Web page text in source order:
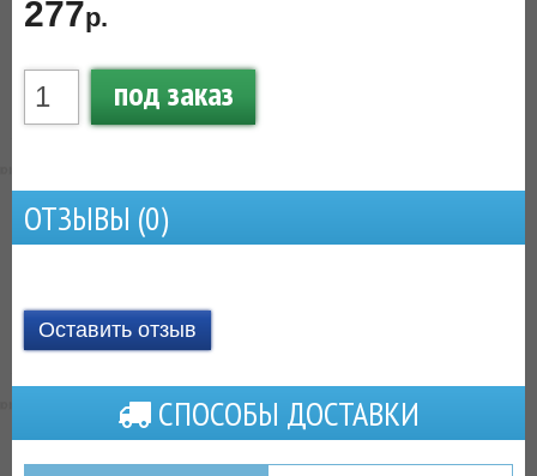
277р.
под заказ
ОТЗЫВЫ (0)
Оставить отзыв
СПОСОБЫ ДОСТАВКИ